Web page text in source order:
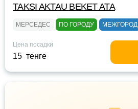
TAKSI AKTAU BEKET ATA
МЕРСЕДЕС ПО ГОРОДУ МЕЖГОРОД
Цена посадки
15 тенге